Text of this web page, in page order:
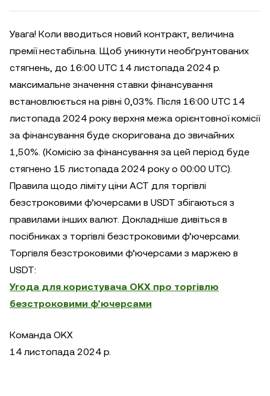
Увага! Коли вводиться новий контракт, величина
премії нестабільна. Щоб уникнути необґрунтованих
стягнень, до 16:00 UTC 14 листопада 2024 р.
максимальне значення ставки фінансування
встановлюється на рівні 0,03%. Після 16:00 UTC 14
листопада 2024 року верхня межа орієнтовної комісії
за фінансування буде скоригована до звичайних
1,50%. (Комісію за фінансування за цей період буде
стягнено 15 листопада 2024 року о 00:00 UTC).
Правила щодо ліміту ціни ACT для торгівлі
безстроковими ф’ючерсами в USDT збігаються з
правилами інших валют. Докладніше дивіться в
посібниках з торгівлі безстроковими ф’ючерсами.
Торгівля безстроковими ф’ючерсами з маржею в
USDT:
Угода для користувача OKX про торгівлю
безстроковими ф’ючерсами
Команда OKX
14 листопада 2024 р.